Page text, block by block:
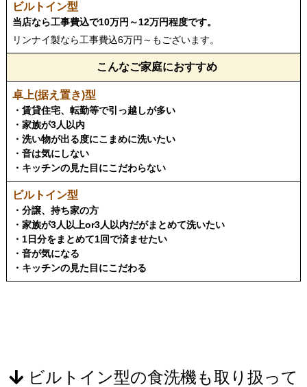
当店なら工事費込で10万円～12万円程度です。
リンナイ製なら工事費込6万円～もございます。
こんなご家庭におすすめ
・賃貸住宅、転勤等で引っ越しが多い
・家族が3人以内
・洗い物が出る度にこまめに洗いたい
・音は気にしない
・キッチンの見た目にこだわらない
・分譲、持ち家の方
・家族が3人以上or3人以内だがまとめて洗いたい
・1日分をまとめて1回で済ませたい
・音が気になる
・キッチンの見た目にこだわる
ビルトイン型の食洗機も取り扱って